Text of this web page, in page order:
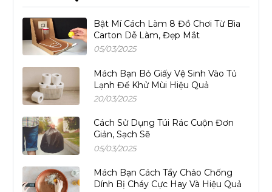
Bật Mí Cách Làm 8 Đồ Chơi Từ Bìa
Carton Dễ Làm, Đẹp Mắt
05/03/2025
Mách Bạn Bỏ Giấy Vệ Sinh Vào Tủ
Lạnh Để Khử Mùi Hiệu Quả
20/03/2025
Cách Sử Dụng Túi Rác Cuộn Đơn
Giản, Sạch Sẽ
05/03/2025
Mách Bạn Cách Tẩy Chảo Chống
Dính Bị Cháy Cực Hay Và Hiệu Quả